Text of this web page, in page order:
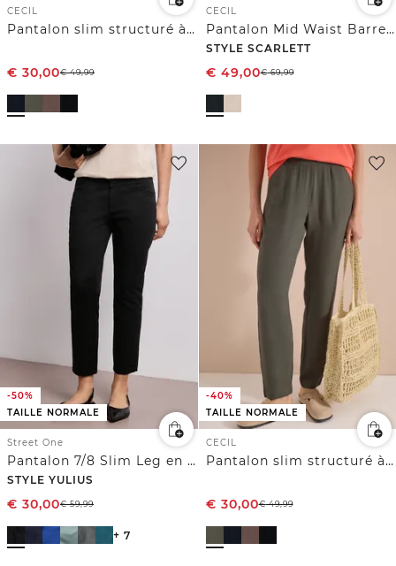
CECIL
Pantalon slim structuré à coupe décontractée
€ 30,00€49,99
CECIL
Pantalon Mid Waist Barrel Leg en coupe décontractée
STYLE SCARLETT
€ 49,00€69,99
-50%
TAILLE NORMALE
Street One
Pantalon 7/8 Slim Leg en satin
STYLE YULIUS
€ 30,00€59,99
+ 7
-40%
TAILLE NORMALE
CECIL
Pantalon slim structuré à coupe décontractée
€ 30,00€49,99